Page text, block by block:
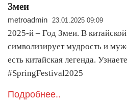
Змеи
metroadmin 23.01.2025 09:09
2025-й – Год Змеи. В китайской
символизирует мудрость и
есть китайская легенда.
#SpringFestival2025
Подробнее..